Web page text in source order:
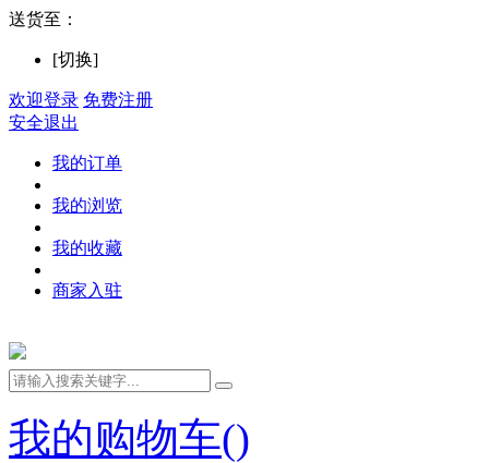
送货至：
[切换]
欢迎登录 免费注册
安全退出
我的订单
我的浏览
我的收藏
商家入驻
我的购物车()